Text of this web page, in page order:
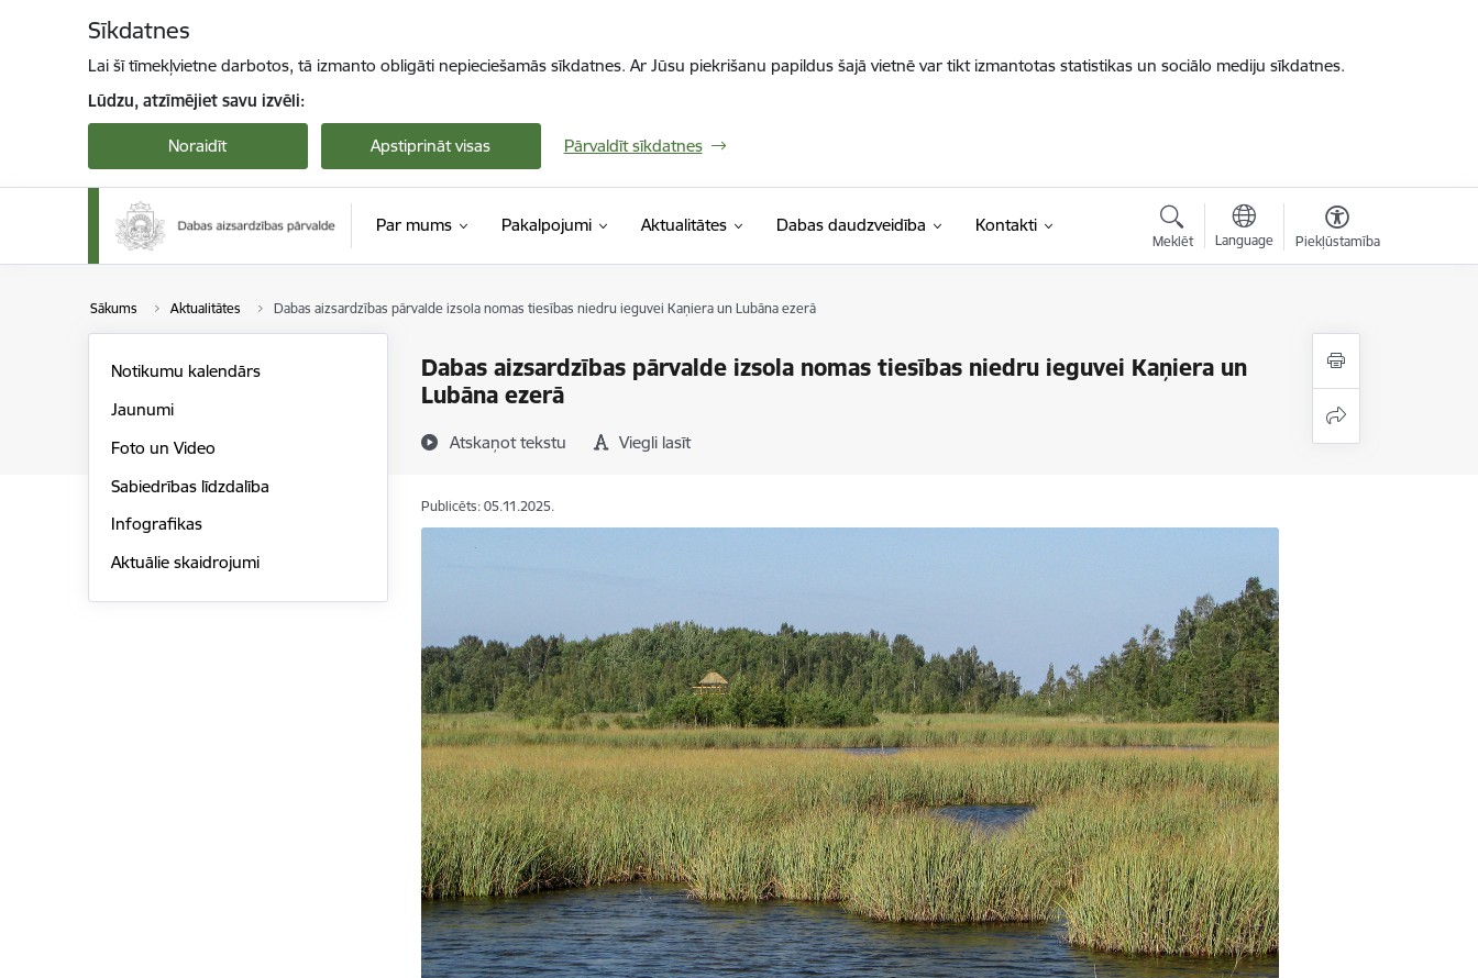
Sīkdatnes
Lai šī tīmekļvietne darbotos, tā izmanto obligāti nepieciešamās sīkdatnes. Ar Jūsu piekrišanu papildus šajā vietnē var tikt izmantotas statistikas un sociālo mediju sīkdatnes.
Lūdzu, atzīmējiet savu izvēli:
Noraidīt Apstiprināt visas Pārvaldīt sīkdatnes
Par mums Pakalpojumi Aktualitātes Dabas daudzveidība Kontakti
Meklēt Language Piekļūstamība
Sākums Aktualitātes Dabas aizsardzības pārvalde izsola nomas tiesības niedru ieguvei Kaņiera un Lubāna ezerā
Dabas aizsardzības pārvalde izsola nomas tiesības niedru ieguvei Kaņiera un
Lubāna ezerā
Atskaņot tekstu Viegli lasīt
Notikumu kalendārs
Jaunumi
Foto un Video
Sabiedrības līdzdalība
Infografikas
Aktuālie skaidrojumi
Publicēts: 05.11.2025.